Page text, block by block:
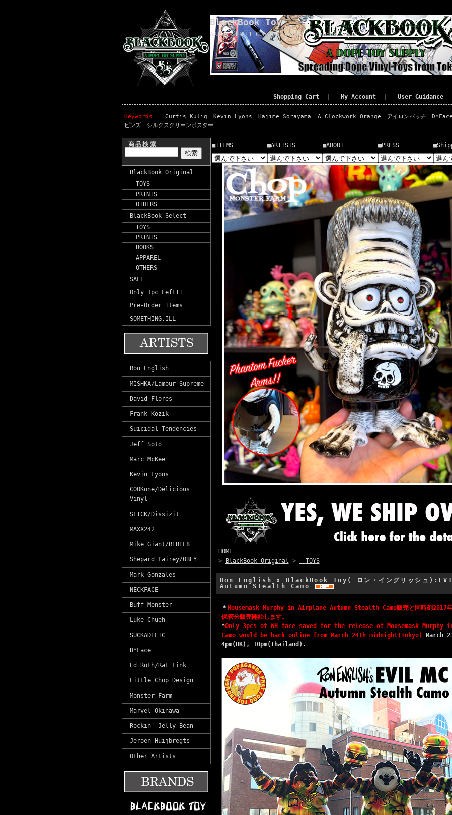
BlackBook Toy
ART x STREET CULTURE x TOY=BlackBook Toy!!
Shopping Cart My Account User Guidance
Keywords Curtis Kulig Kevin Lyons Hajime Sorayama A Clockwork Orange アイロンパッチ D*Face
ピンズ
シルクスクリーンポスター
商品検索
BlackBook Original
TOYS
PRINTS
OTHERS
BlackBook Select
TOYS
PRINTS
BOOKS
APPAREL
OTHERS
SALE
Only 1pc Left!!
Pre-Order Items
SOMETHING.ILL
Ron English
MISHKA/Lamour Supreme
David Flores
Frank Kozik
Suicidal Tendencies
Jeff Soto
Marc McKee
Kevin Lyons
COOKone/Delicious
Vinyl
SLICK/Dissizit
MAXX242
Mike Giant/REBEL8
Shepard Fairey/OBEY
Mark Gonzales
NECKFACE
Buff Monster
Luke Chueh
SUCKADELIC
D*Face
Ed Roth/Rat Fink
Little Chop Design
Monster Farm
Marvel Okinawa
Rockin' Jelly Bean
Jeroen Huijbregts
Other Artists
■ITEMS ■ARTISTS ■ABOUT ■PRESS
HOME
>
BlackBook Original > TOYS
Ron English x BlackBook Toy( ロン・イングリッシュ):EVIL
Autumn Stealth Camo
＊ Mousemask Murphy in Airplane Autumn Stealth Camo販売と同時刻2017年3
保管分販売開始します。
*Only 3pcs of WH face saved for the release of Mousemask Murphy
Camo would be back online from March 24th midnight(Tokyo)
March
4pm(UK), 10pm(Thailand).